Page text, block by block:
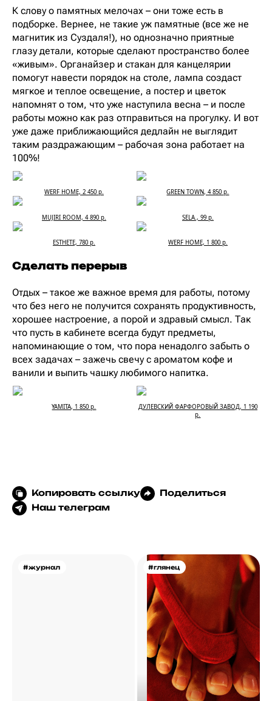
К слову о памятных мелочах – они тоже есть в
подборке. Вернее, не такие уж памятные (все же не
магнитик из Суздаля!), но однозначно приятные
глазу детали, которые сделают пространство более
«живым». Органайзер и стакан для канцелярии
помогут навести порядок на столе, лампа создаст
мягкое и теплое освещение, а постер и цветок
напомнят о том, что уже наступила весна – и после
работы можно как раз отправиться на прогулку. И вот
уже даже приближающийся дедлайн не выглядит
таким раздражающим – рабочая зона работает на
100%!
WERF HOME, 2 450 р. GREEN TOWN, 4 850 р.
MUJIRI ROOM, 4 890 р. SELA., 99 р.
ESTHETE, 780 р. WERF HOME, 1 800 р.
Сделать перерыв
Отдых – такое же важное время для работы, потому
что без него не получится сохранять продуктивность,
хорошее настроение, а порой и здравый смысл. Так
что пусть в кабинете всегда будут предметы,
напоминающие о том, что пора ненадолго забыть о
всех задачах – зажечь свечу с ароматом кофе и
ванили и выпить чашку любимого напитка.
YAMITA, 1 850 р.
ДУЛЕВСКИЙ ФАРФОРОВЫЙ ЗАВОД, 1 190
р.
Копировать ссылку
Поделиться
Наш телеграм
#журнал #глянец